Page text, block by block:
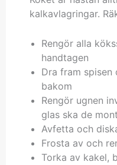
kalkavlagringar.
Rengör alla
handtagen
Dra fram spisen
bakom
Rengör ugnen
glas ska de
Avfetta och
Frosta av och
Torka av kakel,